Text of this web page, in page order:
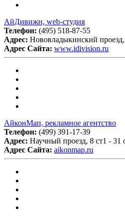
АйДивижн, web-студия
Телефон: (495) 518-87-55
Адрес: Нововладыкинский
Адрес Сайта: www.idivision.ru
АйконМап, рекламное агентство
Телефон: (499) 391-17-39
Адрес: Научный проезд, 8 ст1 -
Адрес Сайта: aikonmap.ru